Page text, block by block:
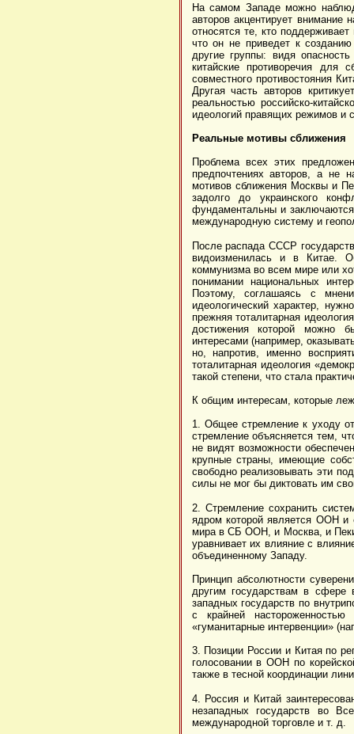
На самом Западе можно
авторов акцентирует внимание
относятся те, кто
что он не приведет к созданию
другие группы: видя
китайские противоречия
совместного противостояния
Другая часть авторов
реальностью российско-
идеологий правящих режимов и
Реальные мотивы сближения
Проблема всех этих
предпочтениях авторов, а не
мотивов сближения Москвы и
задолго до украинского
фундаментальны и
международную систему и
После распада СССР
видоизменилась и в Китае.
коммунизма во всем мире или
понимании национальных
Поэтому, соглашаясь с
идеологический характер,
прежняя тоталитарная
достижения которой можно
интересами (например,
но, напротив, именно
тоталитарная идеология
такой степени, что стала
К общим интересам, которые
1. Общее стремление к уходу
стремление объясняется тем,
не видят возможности
крупные страны, имеющие
свободно реализовывать эти
силы не мог бы диктовать им
2. Стремление сохранить
ядром которой является ООН и
мира в СБ ООН, и Москва, и
уравнивает их влияние с
объединенному Западу.
Принцип абсолютности
другим государствам в сфере
западных государств по
с крайней
«гуманитарные интервенции»
3. Позиции России и Китая по
голосовании в ООН по
также в тесной координации
4. Россия и Китай
незападных государств во
международной торговле и т. д.